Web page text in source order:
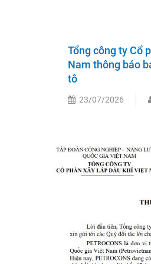
Tổng công ty Cổ
Nam thông báo
tô
23/07/2026